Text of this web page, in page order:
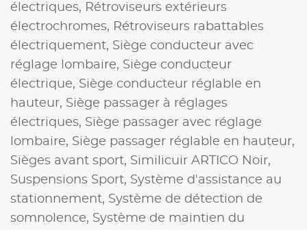
électriques, Rétroviseurs extérieurs
électrochromes, Rétroviseurs rabattables
électriquement, Siège conducteur avec
réglage lombaire, Siège conducteur
électrique, Siège conducteur réglable en
hauteur, Siège passager à réglages
électriques, Siège passager avec réglage
lombaire, Siège passager réglable en hauteur,
Sièges avant sport, Similicuir ARTICO Noir,
Suspensions Sport, Système d'assistance au
stationnement, Système de détection de
somnolence, Système de maintien du